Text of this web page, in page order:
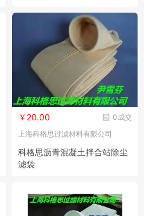
0成交
￥20.00
上海科格思过滤材料有限公司
科格思沥青混凝土拌合站除尘
滤袋